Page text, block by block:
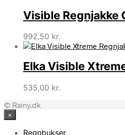
var:
798,75 kr..
er:
575,75
Visible Regnjakke
992,50 kr.
Elka Visible
535,00 kr.
© Rainy.dk
×
Regnbukser